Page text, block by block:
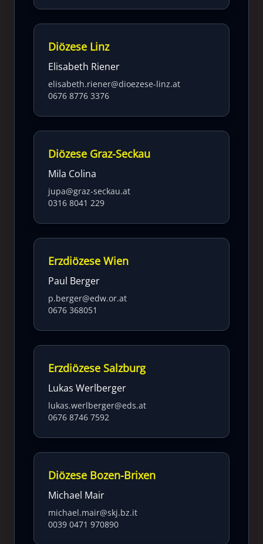
Diözese Linz
Elisabeth Riener
elisabeth.riener@dioezese-linz.at
0676 8776 3376
Diözese Graz-Seckau
Mila Colina
jupa@graz-seckau.at
0316 8041 229
Erzdiözese Wien
Paul Berger
p.berger@edw.or.at
0676 368051
Erzdiözese Salzburg
Lukas Werlberger
lukas.werlberger@eds.at
0676 8746 7592
Diözese Bozen-Brixen
Michael Mair
michael.mair@skj.bz.it
0039 0471 970890